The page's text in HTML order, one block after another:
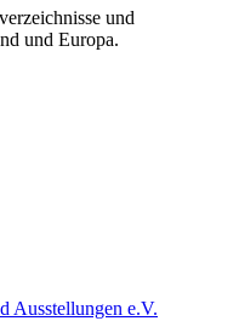
und
und Europa.
Ausstellungen e.V.